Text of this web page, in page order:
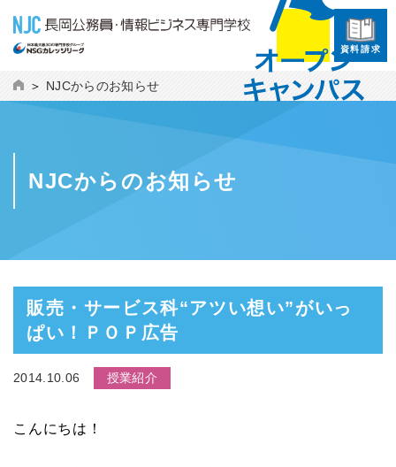
資料請求
NJCからのお知らせ
NJCからのお知らせ
販売・サービス科“アツい想い”がいっ
ぱい！ＰＯＰ広告
2014.10.06 授業紹介
こんにちは！